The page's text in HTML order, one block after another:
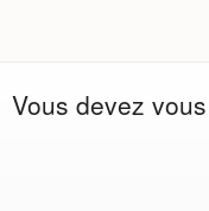
Vous devez